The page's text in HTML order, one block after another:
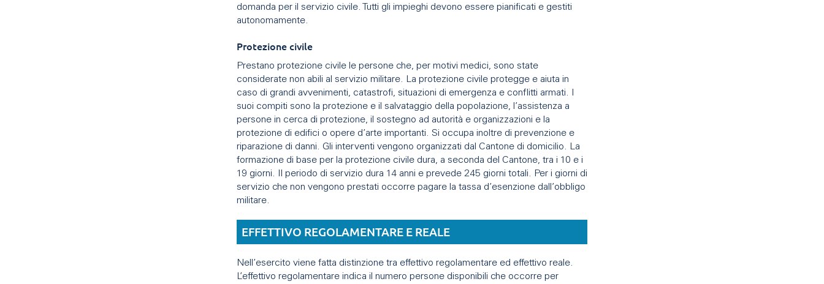
domanda per il servizio civile. Tutti gli impieghi devono essere pianificati e gestiti
autonomamente.
Protezione civile
Prestano protezione civile le persone che, per motivi medici, sono state
considerate non abili al servizio militare. La protezione civile protegge e aiuta in
caso di grandi avvenimenti, catastrofi, situazioni di emergenza e conflitti armati. I
suoi compiti sono la protezione e il salvataggio della popolazione, l’assistenza a
persone in cerca di protezione, il sostegno ad autorità e organizzazioni e la
protezione di edifici o opere d’arte importanti. Si occupa inoltre di prevenzione e
riparazione di danni. Gli interventi vengono organizzati dal Cantone di domicilio. La
formazione di base per la protezione civile dura, a seconda del Cantone, tra i 10 e i
19 giorni. Il periodo di servizio dura 14 anni e prevede 245 giorni totali. Per i giorni di
servizio che non vengono prestati occorre pagare la tassa d’esenzione dall’obbligo
militare.
EFFETTIVO REGOLAMENTARE E REALE
Nell’esercito viene fatta distinzione tra effettivo regolamentare ed effettivo reale.
L’effettivo regolamentare indica il numero persone disponibili che occorre per